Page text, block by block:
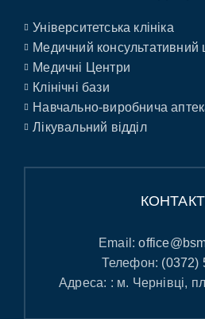
Університетська клініка
Медичний консультативний
Медичні Центри
Клінічні бази
Навчально-виробнича
Лікувальний відділ
Email:
Телефон: (0372)
Адреса: : м. Чернівці,